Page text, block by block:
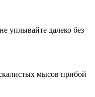
уплывайте далеко без
мысов прибой